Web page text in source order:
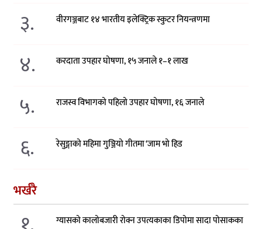
३. वीरगञ्जबाट १४ भारतीय इलेक्ट्रिक स्कुटर नियन्त्रणमा
४. करदाता उपहार घोषणा, १५ जनाले १–१ लाख
५. राजस्व विभागको पहिलो उपहार घोषणा, १६ जनाले
६. रेसुङ्गाको महिमा गुञ्जियो गीतमा ‘जाम भो हिड
भर्खरै
ग्यासको कालोबजारी रोक्न उपत्यकाका डिपोमा सादा पोसाकका